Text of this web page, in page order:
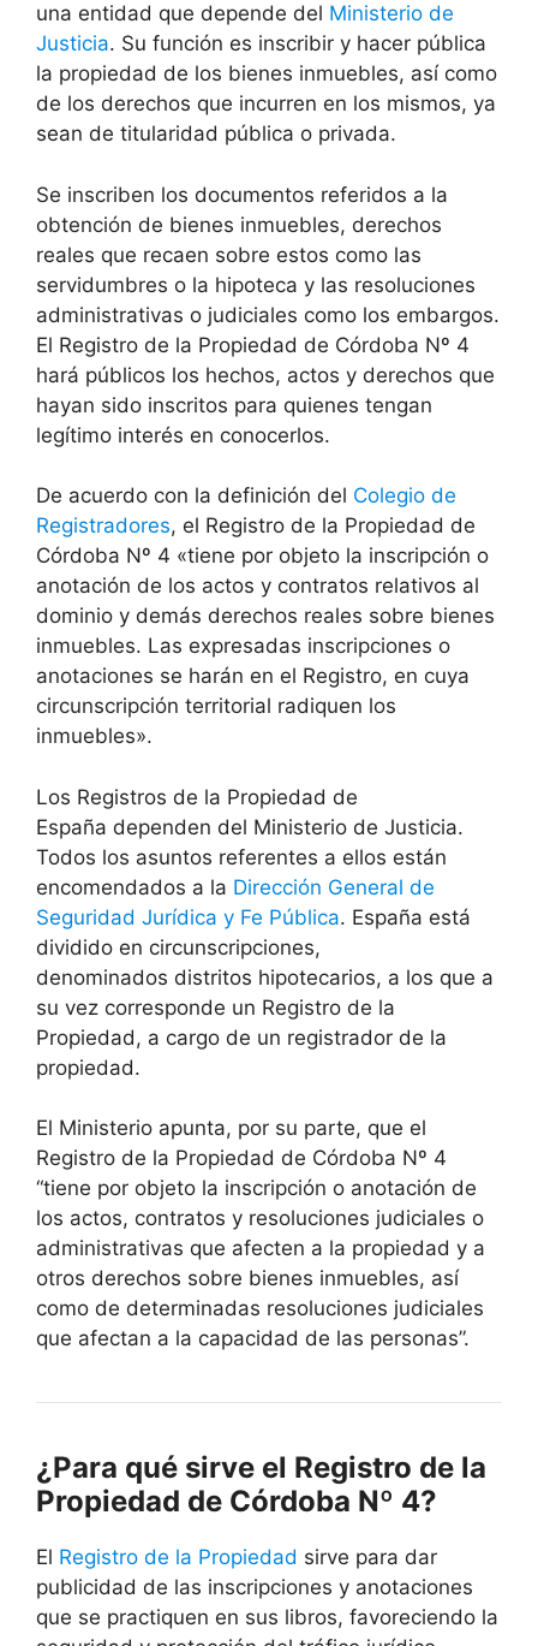
una entidad que depende del Ministerio de
Justicia. Su función es inscribir y hacer pública
la propiedad de los bienes inmuebles, así como
de los derechos que incurren en los mismos, ya
sean de titularidad pública o privada.
Se inscriben los documentos referidos a la
obtención de bienes inmuebles, derechos
reales que recaen sobre estos como las
servidumbres o la hipoteca y las resoluciones
administrativas o judiciales como los embargos.
El Registro de la Propiedad de Córdoba Nº 4
hará públicos los hechos, actos y derechos que
hayan sido inscritos para quienes tengan
legítimo interés en conocerlos.
De acuerdo con la definición del Colegio de
Registradores, el Registro de la Propiedad de
Córdoba Nº 4 «tiene por objeto la inscripción o
anotación de los actos y contratos relativos al
dominio y demás derechos reales sobre bienes
inmuebles. Las expresadas inscripciones o
anotaciones se harán en el Registro, en cuya
circunscripción territorial radiquen los
inmuebles».
Los Registros de la Propiedad de
España dependen del Ministerio de Justicia.
Todos los asuntos referentes a ellos están
encomendados a la Dirección General de
Seguridad Jurídica y Fe Pública. España está
dividido en circunscripciones,
denominados distritos hipotecarios, a los que a
su vez corresponde un Registro de la
Propiedad, a cargo de un registrador de la
propiedad.
El Ministerio apunta, por su parte, que el
Registro de la Propiedad de Córdoba Nº 4
“tiene por objeto la inscripción o anotación de
los actos, contratos y resoluciones judiciales o
administrativas que afecten a la propiedad y a
otros derechos sobre bienes inmuebles, así
como de determinadas resoluciones judiciales
que afectan a la capacidad de las personas”.
¿Para qué sirve el Registro de la
Propiedad de Córdoba Nº 4?
El Registro de la Propiedad sirve para dar
publicidad de las inscripciones y anotaciones
que se practiquen en sus libros, favoreciendo la